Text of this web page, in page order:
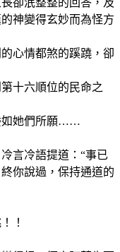
卻泯整整的回答，及
神變得玄妙而為怪方
心情都煞的蹊蹺，卻
十六順位的民命之
如她們所願……
言冷語提道：“事已
你說過，保持通道的
！